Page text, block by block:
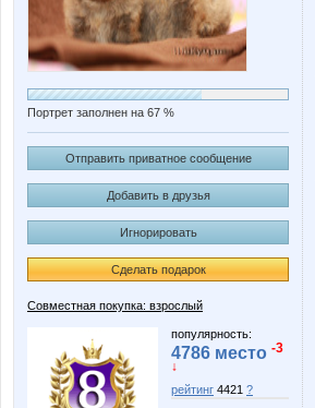
Портрет заполнен на 67 %
Отправить приватное сообщение
Добавить в друзья
Игнорировать
Сделать подарок
Совместная покупка: взрослый
популярность:
4786 место -3
↓
рейтинг 4421 ?